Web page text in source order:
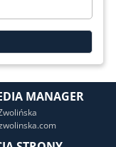
MANAGER